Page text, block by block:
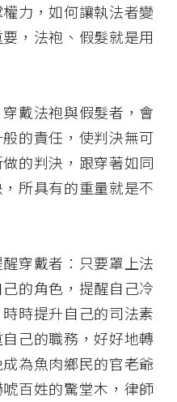
力，如何讓執法者變
，法袍、假髮就是用
戴法袍與假髮者，會
的責任，使判決無可
的判決，跟穿著如同
所具有的重量就是不
穿戴者：只要罩上法
的角色，提醒自己冷
時提升自己的司法素
己的職務，好好地轉
為魚肉鄉民的官老爺
百姓的驚堂木，律師